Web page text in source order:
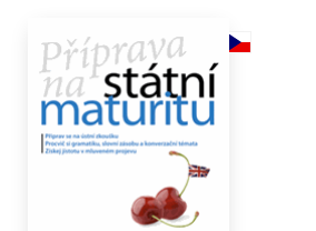
Učebnice
Výchova a pedagogika
Zdravie a životný štýl